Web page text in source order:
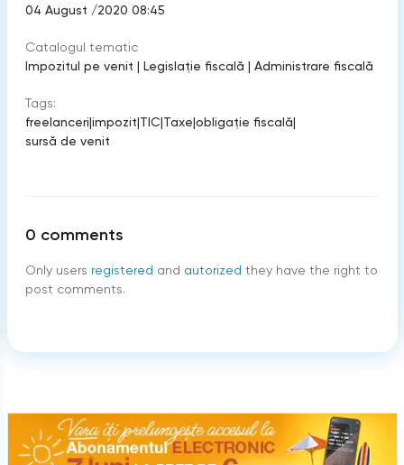
04 August /2020 08:45
Catalogul tematic
Impozitul pe venit | Legislație fiscală | Administrare fiscală
Tags:
freelanceri|impozit|TIC|Taxe|obligaţie fiscală|
sursă de venit
0 comments
Only users registered and autorized they have the right to
post comments.